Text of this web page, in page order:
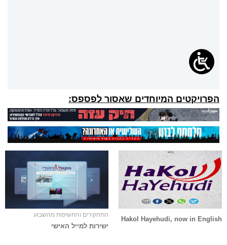
הפרויקטים המיוחדים שאסור לפספס:
Hakol Hayehudi, now in English
התחקירים והחשיפות מהשבוע
ישירות למייל האישי